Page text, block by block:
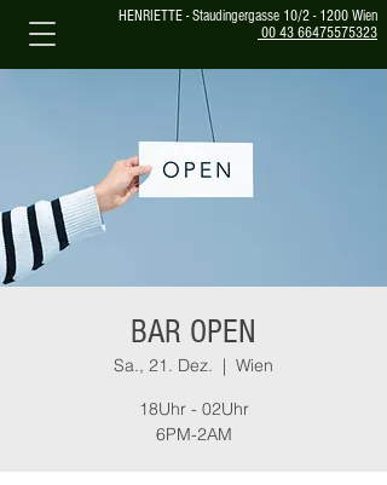
HENRIETTE - Staudingergasse 10/2 - 1200 Wien
00 43 66475575323
BAR OPEN
Sa., 21. Dez.
  |
Wien
18Uhr - 02Uhr
6PM-2AM